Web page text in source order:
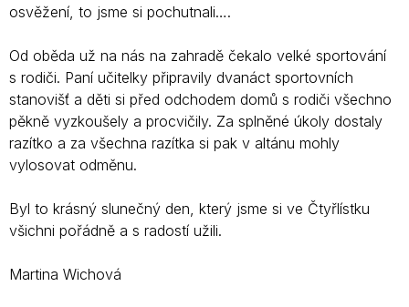
osvěžení, to jsme si pochutnali….
Od oběda už na nás na zahradě čekalo velké sportování
s rodiči. Paní učitelky připravily dvanáct sportovních
stanovišť a děti si před odchodem domů s rodiči všechno
pěkně vyzkoušely a procvičily. Za splněné úkoly dostaly
razítko a za všechna razítka si pak v altánu mohly
vylosovat odměnu.
Byl to krásný slunečný den, který jsme si ve Čtyřlístku
všichni pořádně a s radostí užili.
Martina Wichová